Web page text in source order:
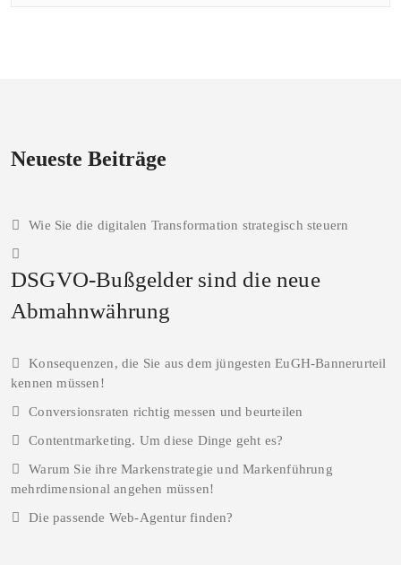
Neueste Beiträge
Wie Sie die digitalen Transformation strategisch steuern
DSGVO-Bußgelder sind die neue
Abmahnwährung
Konsequenzen, die Sie aus dem jüngesten EuGH-Bannerurteil
kennen müssen!
Conversionsraten richtig messen und beurteilen
Contentmarketing. Um diese Dinge geht es?
Warum Sie ihre Markenstrategie und Markenführung
mehrdimensional angehen müssen!
Die passende Web-Agentur finden?